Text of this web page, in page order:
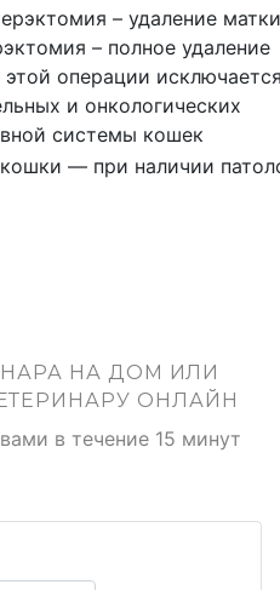
– удаление
– полное удаление
операции
и онкологических
системы кошек
— при наличии
НА ДОМ ИЛИ
ОНЛАЙН
в течение 15 минут